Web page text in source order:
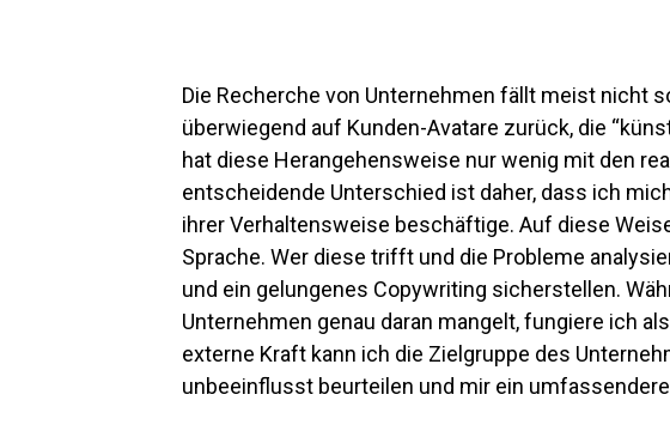
Die Recherche von Unternehmen fällt meist nicht
überwiegend auf Kunden-Avatare zurück, die
hat diese Herangehensweise nur wenig mit den
entscheidende Unterschied ist daher, dass ich
ihrer Verhaltensweise beschäftige. Auf diese
Sprache. Wer diese trifft und die Probleme
und ein gelungenes Copywriting sicherstellen.
Unternehmen genau daran mangelt, fungiere ich
externe Kraft kann ich die Zielgruppe des
unbeeinflusst beurteilen und mir ein